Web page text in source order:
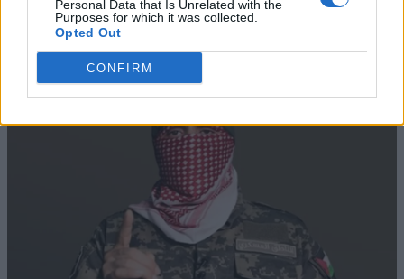
Personal Data that Is Unrelated with the
Purposes for which it was collected.
Opted Out
CONFIRM